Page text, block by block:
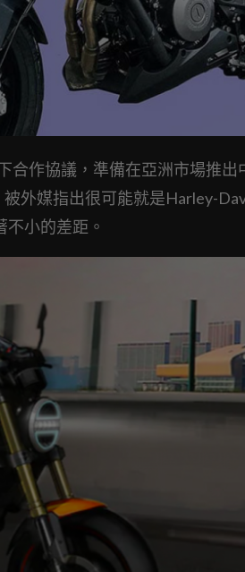
合作協議，準備在亞洲市場推
外媒指出很可能就是Harley-
小的差距。